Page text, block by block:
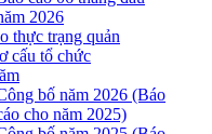
2026
thực trạng quản
cấu tổ chức
bố năm 2026 (Báo
cho năm 2025)